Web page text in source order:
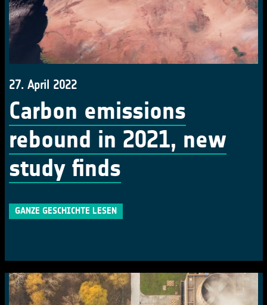
27. April 2022
Carbon emissions
rebound in 2021, new
study finds
GANZE GESCHICHTE LESEN